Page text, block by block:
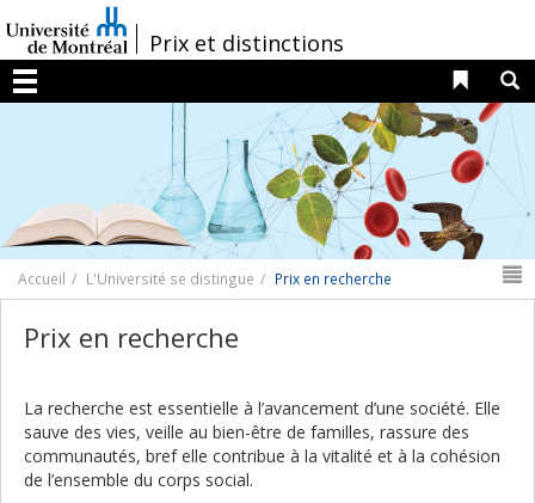
au
contenu
/Prix et distinctions
Menu
Liens
Accueil L'Université se distingue Prix en recherche
Prix en recherche
La recherche est essentielle à l’avancement d’une société. Elle
sauve des vies, veille au bien-être de familles, rassure des
communautés, bref elle contribue à la vitalité et à la cohésion
de l’ensemble du corps social.